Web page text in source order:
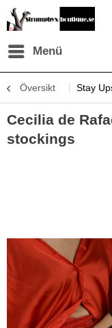
Menü
Översikt Stay
Cecilia de
stockings